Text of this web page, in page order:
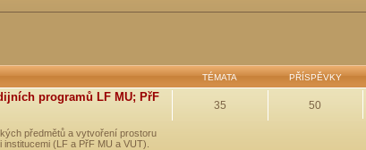
TÉMATA PŘÍSPĚVKY
programů LF MU; PřF
předmětů a vytvoření prostoru
(LF a PřF MU a VUT).
35 50